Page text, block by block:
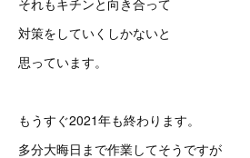
それもキチンと向き合って
対策をしていくしかないと
思っています。
もうすぐ2021年も終わります。
多分大晦日まで作業してそうですが